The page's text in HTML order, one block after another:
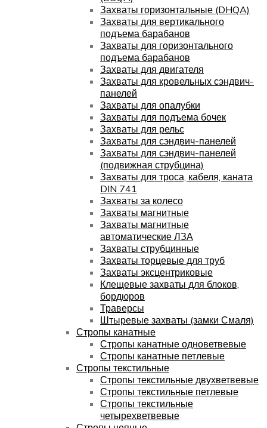
Захваты горизонтальные (DHQA)
Захваты для вертикального
подъема барабанов
Захваты для горизонтального
подъема барабанов
Захваты для двигателя
Захваты для кровельных сэндвич-
панелей
Захваты для опалубки
Захваты для подъема бочек
Захваты для рельс
Захваты для сэндвич-панелей
Захваты для сэндвич-панелей
(подвижная струбцина)
Захваты для троса, кабеля, каната
DIN 741
Захваты за колесо
Захваты магнитные
Захваты магнитные
автоматические ЛЗА
Захваты струбцинные
Захваты торцевые для труб
Захваты эксцентриковые
Клещевые захваты для блоков,
бордюров
Траверсы
Штыревые захваты (замки Смаля)
Стропы канатные
Стропы канатные одноветвевые
Стропы канатные петлевые
Стропы текстильные
Стропы текстильные двухветвевые
Стропы текстильные петлевые
Стропы текстильные
четырехветвевые